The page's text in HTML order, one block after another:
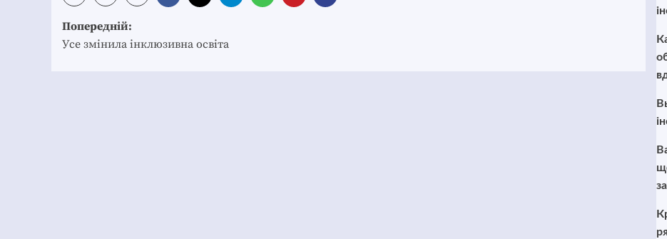
Post
navigation
Попередній:
Усе змінила інклюзивна освіта